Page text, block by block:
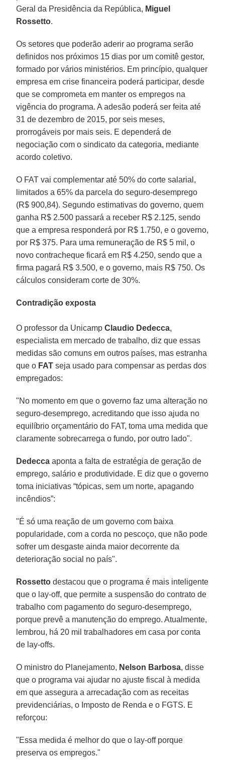
Geral da Presidência da República, Miguel
Rossetto.
Os setores que poderão aderir ao programa serão
definidos nos próximos 15 dias por um comitê gestor,
formado por vários ministérios. Em princípio, qualquer
empresa em crise financeira poderá participar, desde
que se comprometa em manter os empregos na
vigência do programa. A adesão poderá ser feita até
31 de dezembro de 2015, por seis meses,
prorrogáveis por mais seis. E dependerá de
negociação com o sindicato da categoria, mediante
acordo coletivo.
O FAT vai complementar até 50% do corte salarial,
limitados a 65% da parcela do seguro-desemprego
(R$ 900,84). Segundo estimativas do governo, quem
ganha R$ 2.500 passará a receber R$ 2.125, sendo
que a empresa responderá por R$ 1.750, e o governo,
por R$ 375. Para uma remuneração de R$ 5 mil, o
novo contracheque ficará em R$ 4.250, sendo que a
firma pagará R$ 3.500, e o governo, mais R$ 750. Os
cálculos consideram corte de 30%.
Contradição exposta
O professor da UnicampClaudio Dedecca,
especialista em mercado de trabalho, diz que essas
medidas são comuns em outros países, mas estranha
que o FAT seja usado para compensar as perdas dos
empregados:
"No momento em que o governo faz uma alteração no
seguro-desemprego, acreditando que isso ajuda no
equilíbrio orçamentário do FAT, toma uma medida que
claramente sobrecarrega o fundo, por outro lado".
Dedecca aponta a falta de estratégia de geração de
emprego, salário e produtividade. E diz que o governo
toma iniciativas “tópicas, sem um norte, apagando
incêndios”:
"É só uma reação de um governo com baixa
popularidade, com a corda no pescoço, que não pode
sofrer um desgaste ainda maior decorrente da
deterioração social no país".
Rossetto destacou que o programa é mais inteligente
que o lay-off, que permite a suspensão do contrato de
trabalho com pagamento do seguro-desemprego,
porque prevê a manutenção do emprego. Atualmente,
lembrou, há 20 mil trabalhadores em casa por conta
de lay-offs.
O ministro do Planejamento, Nelson Barbosa, disse
que o programa vai ajudar no ajuste fiscal à medida
em que assegura a arrecadação com as receitas
previdenciárias, o Imposto de Renda e o FGTS. E
reforçou:
"Essa medida é melhor do que o lay-off porque
preserva os empregos."